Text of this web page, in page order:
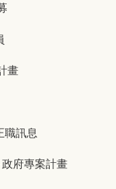
畫
職訊息
府專案計畫